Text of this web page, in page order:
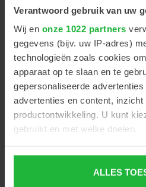
Verantwoord gebruik van uw
Wij en onze 1022 partners
gegevens (bijv. uw IP-adres)
technologieën zoals cookies
apparaat op te slaan en te
gepersonaliseerde
advertenties en content, inzicht
productontwikkeling. U kunt
gebruikt en met welke doelen.
Als u het toestaat, willen we
Informatie verzamelen
ALLES
loepbril HRP
€1.249,00
Excl. btw
Artikelnummer
7000123
Excl.